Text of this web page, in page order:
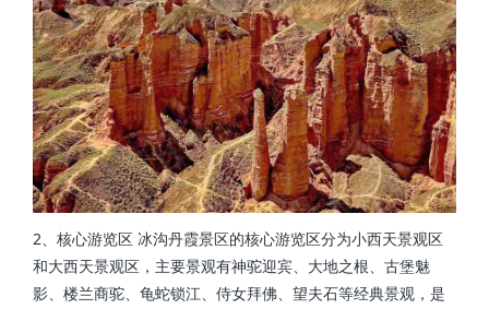
2、核心游览区 冰沟丹霞景区的核心游览区分为小西天景观区
和大西天景观区，主要景观有神驼迎宾、大地之根、古堡魅
影、楼兰商驼、龟蛇锁江、侍女拜佛、望夫石等经典景观，是